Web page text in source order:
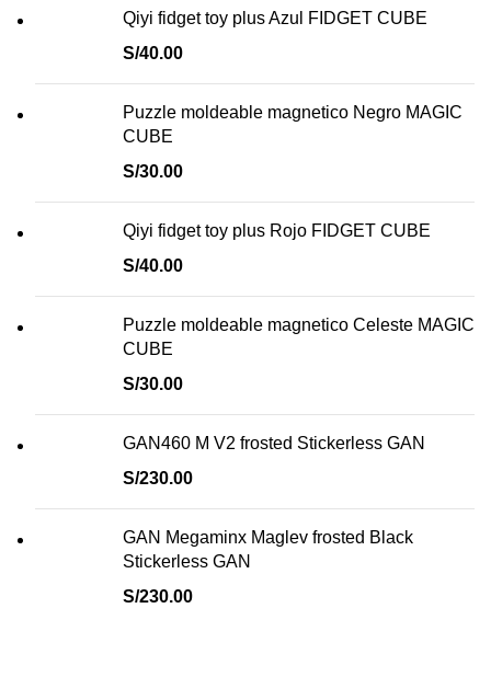
Qiyi fidget toy plus Azul FIDGET CUBE
S/40.00
Puzzle moldeable magnetico Negro MAGIC
CUBE
S/30.00
Qiyi fidget toy plus Rojo FIDGET CUBE
S/40.00
Puzzle moldeable magnetico Celeste MAGIC
CUBE
S/30.00
GAN460 M V2 frosted Stickerless GAN
S/230.00
GAN Megaminx Maglev frosted Black
Stickerless GAN
S/230.00